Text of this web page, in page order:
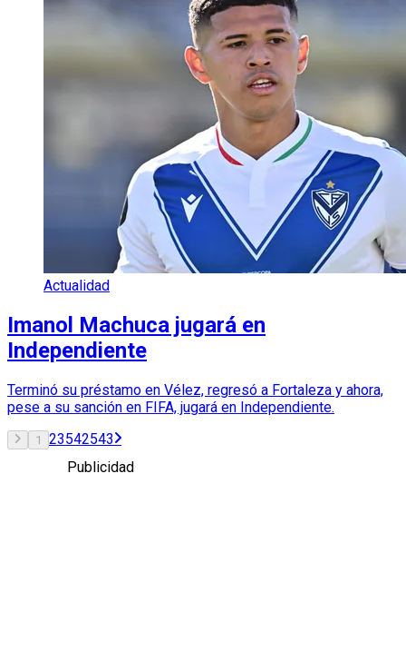
Actualidad
Imanol Machuca jugará en
Independiente
Terminó su préstamo en Vélez, regresó a Fortaleza y ahora,
pese a su sanción en FIFA, jugará en Independiente.
1 23542543
Publicidad